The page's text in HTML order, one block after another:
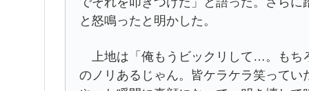
と怒鳴ったと明かした。
上地は「俺もうビックリして…。もち
のノリあるじゃん。皆ケラケラ笑って